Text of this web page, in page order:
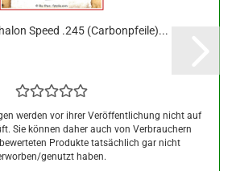
Speed .245 (Carbonpfeile)...
werden vor ihrer Veröffentlichung nicht auf
Sie können daher auch von Verbrauchern
Produkte tatsächlich gar nicht
genutzt haben.